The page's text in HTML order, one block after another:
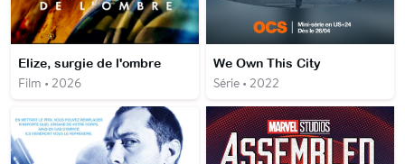
Elize, surgie de l'ombre
Film • 2026
We Own This City
Série • 2022